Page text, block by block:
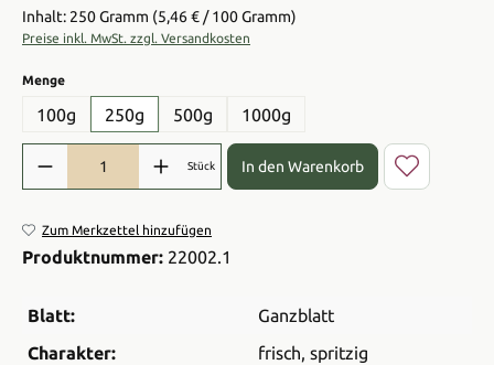
Inhalt: 250 Gramm (5,46 € / 100 Gramm)
Preise inkl. MwSt. zzgl. Versandkosten
Mengeauswählen
100g 250g 500g 1000g
Produkt Anzahl: Gib den gewünschten Wert ein oder benutze die
Stück In den Warenkorb
Zum Merkzettel hinzufügen
Produktnummer: 22002.1
Blatt:
Ganzblatt
Charakter:
frisch, spritzig